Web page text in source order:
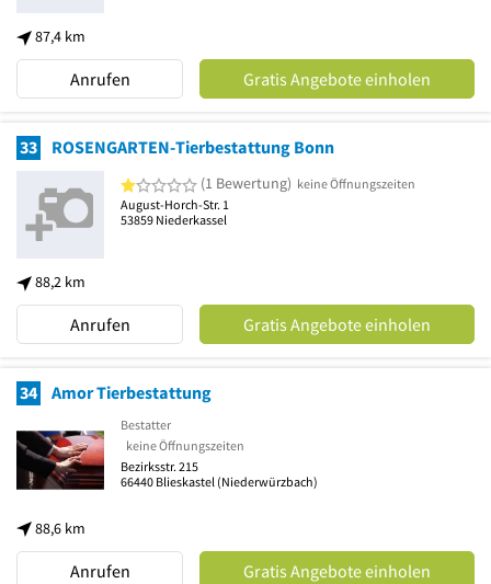
87,4 km
Anrufen Gratis Angebote einholen
33 ROSENGARTEN-Tierbestattung Bonn
88,2 km
1 von 5 Sternen
(1 Bewertung) keine Öffnungszeiten
August-Horch-Str. 1
53859 Niederkassel
Anrufen Gratis Angebote einholen
34 Amor Tierbestattung
88,6 km
Bestatter
keine Öffnungszeiten
Bezirksstr. 215
66440 Blieskastel (Niederwürzbach)
Anrufen Gratis Angebote einholen